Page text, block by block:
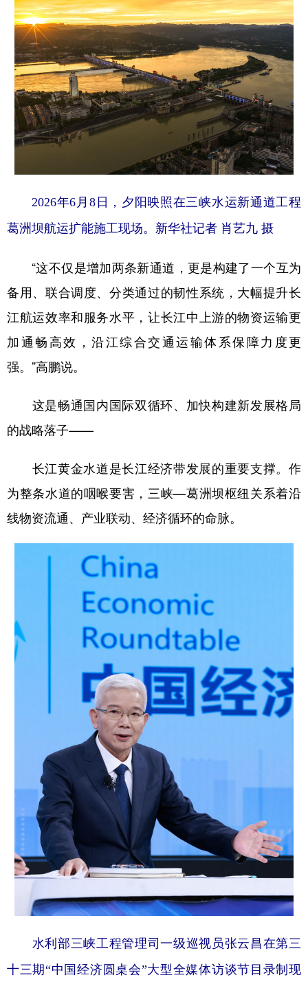
2026年6月8日，夕阳映照在三峡水运新通道工程
葛洲坝航运扩能施工现场。新华社记者 肖艺九 摄
“这不仅是增加两条新通道，更是构建了一个互为
备用、联合调度、分类通过的韧性系统，大幅提升长
江航运效率和服务水平，让长江中上游的物资运输更
加通畅高效，沿江综合交通运输体系保障力度更
强。”高鹏说。
这是畅通国内国际双循环、加快构建新发展格局
的战略落子——
长江黄金水道是长江经济带发展的重要支撑。作
为整条水道的咽喉要害，三峡—葛洲坝枢纽关系着沿
线物资流通、产业联动、经济循环的命脉。
水利部三峡工程管理司一级巡视员张云昌在第三
十三期“中国经济圆桌会”大型全媒体访谈节目录制现